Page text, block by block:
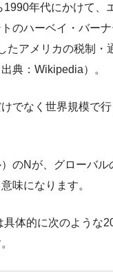
1990年代にかけて、
のハーベイ・バー
たアメリカの税制・
典：Wikipedia）。
でなく世界規模で
のNが、グローバル
味になります。
体的に次のような